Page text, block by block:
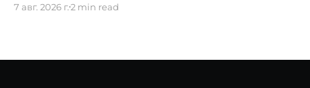
установила новый абсолютный рекорд
августа в кинотеатре Chaplin Cinemas в ТРЦ
7 авг. 2026 г.2 min read